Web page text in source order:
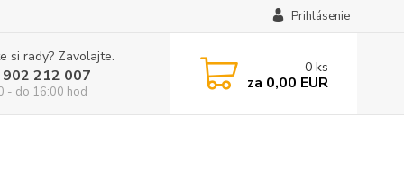
Prihlásenie
si rady? Zavolajte.
212 007
- do 16:00 hod
0 ks
za 0,00 EUR